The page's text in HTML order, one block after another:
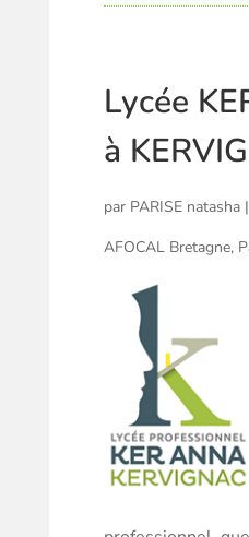
Lycée
à
par PARISE natasha|
AFOCAL Bretagne,